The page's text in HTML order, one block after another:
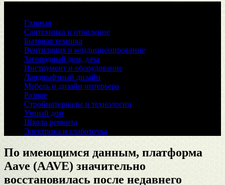
Главная
Сантехника и отопление
Бытовая техника
Вентиляция и кондиционирование
Загородный дом, дача
Инструмент и оборудование
Ландшафтный дизайн
Мебель и дизайн интерьера
Разное
Стройматериалы и технологии
Умный дом
Школа ремонта
Электрика и слаботочка
По имеющимся данным, платформа
Aave (AAVE) значительно
восстановилась после недавнего